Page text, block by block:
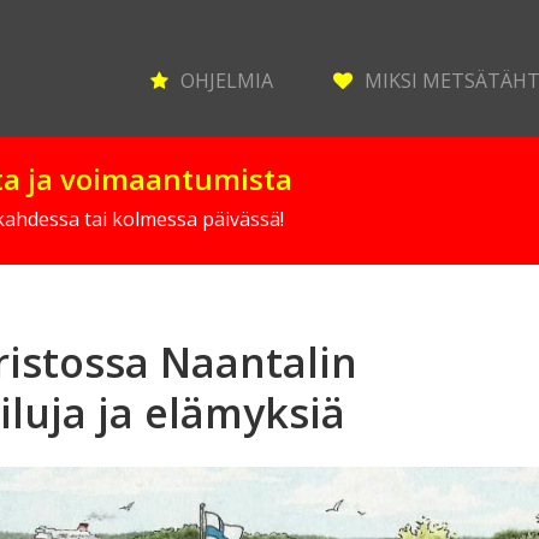
OHJELMIA MIKSI
ja voimaantumista
tai kolmessa päivässä!
Naantalin
ja elämyksiä